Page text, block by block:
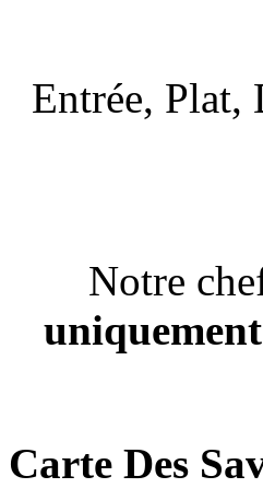
Entrée, Plat,
Notre
Carte Des